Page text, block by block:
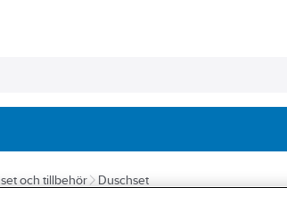
och tillbehör Duschset